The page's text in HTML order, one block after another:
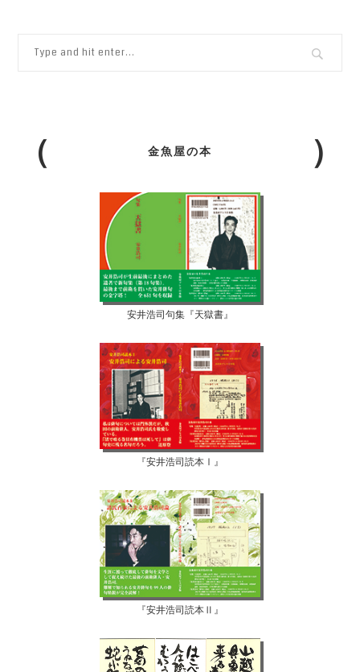
金魚屋の本
安井浩司句集『天獄書』
『安井浩司読本Ⅰ』
『安井浩司読本Ⅱ』